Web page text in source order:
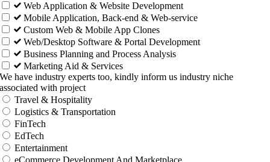
Web Application & Website Development
Mobile Application, Back-end & Web-service
Custom Web & Mobile App Clones
Web/Desktop Software & Portal Development
Business Planning and Process Analysis
Marketing Aid & Services
We have industry experts too, kindly inform us industry niche
associated with project
Travel & Hospitality
Logistics & Transportation
FinTech
EdTech
Entertainment